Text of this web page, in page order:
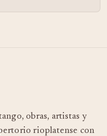
obras, artistas y
rioplatense con